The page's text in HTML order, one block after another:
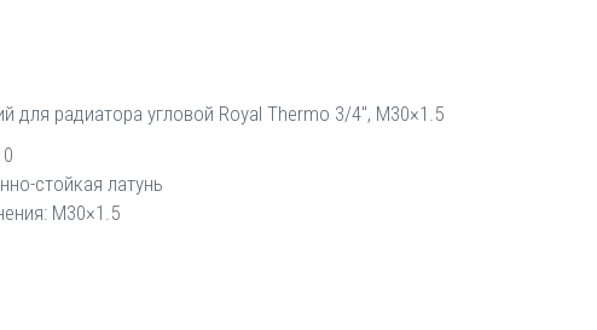
для радиатора угловой Royal Thermo 3/4", М30×1.5
стойкая латунь
М30×1.5